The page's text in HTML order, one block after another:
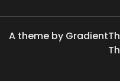
A theme by